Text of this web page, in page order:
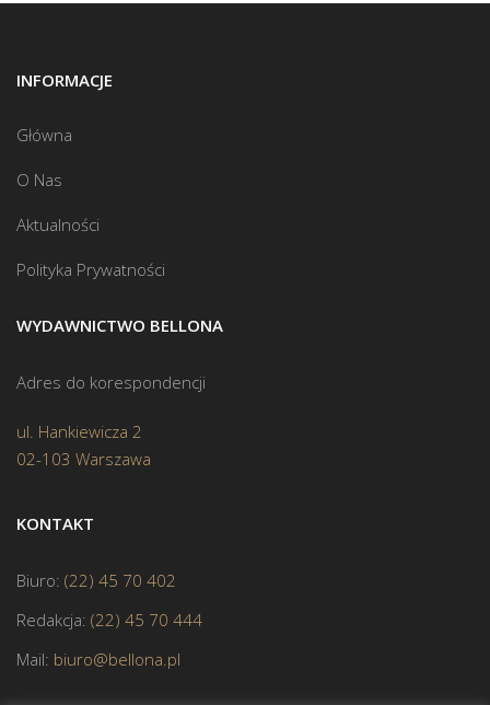
INFORMACJE
Główna
O Nas
Aktualności
Polityka Prywatności
WYDAWNICTWO BELLONA
Adres do korespondencji
ul. Hankiewicza 2
02-103 Warszawa
KONTAKT
Biuro: (22) 45 70 402
Redakcja: (22) 45 70 444
Mail: biuro@bellona.pl